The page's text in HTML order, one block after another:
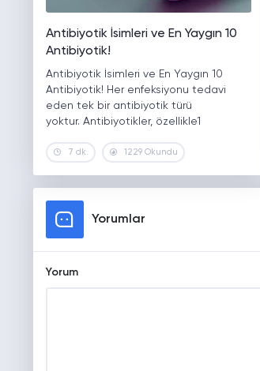
Antibiyotik İsimleri ve En Yaygın 10
Antibiyotik!
Antibiyotik İsimleri ve En Yaygın 10
Antibiyotik! Her enfeksiyonu tedavi
eden tek bir antibiyotik türü
yoktur. Antibiyotikler, özellikle1
7 dk. 1229 Okundu
Yorumlar
Yorum